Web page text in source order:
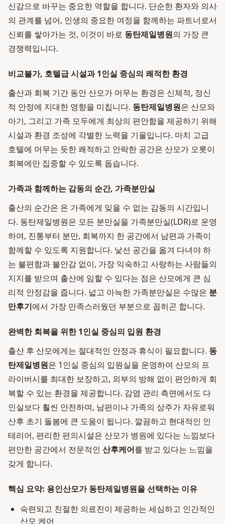
신감으로 바꾸는 중요한 역할을 합니다. 단순한 환자와 의사
의 관계를 넘어, 인생의 중요한 여정을 함께하는 파트너로서
신뢰를 쌓아가는 것, 이것이 바로 동탄제일병원의 가장 큰
경쟁력입니다.
비교불가, 호텔급 시설과 1인실 중심의 쾌적한 환경
출산과 회복 기간 동안 산모가 머무는 환경은 신체적, 정신
적 안정에 지대한 영향을 미칩니다. 동탄제일병원은 산모와
아기, 그리고 가족 모두에게 최상의 편안함을 제공하기 위해
시설과 환경 조성에 각별한 노력을 기울입니다. 마치 고급
호텔에 머무는 듯한 쾌적하고 안락한 공간은 산모가 오롯이
회복에만 집중할 수 있도록 돕습니다.
가족과 함께하는 감동의 순간, 가족분만실
출산의 순간은 온 가족에게 잊을 수 없는 감동의 시간입니
다. 동탄제일병원은 모든 분만실을 가족분만실(LDR)로 운영
하여, 진통부터 분만, 회복까지 한 공간에서 남편과 가족이
함께할 수 있도록 지원합니다. 낯선 공간을 옮겨 다녀야 하
는 불편함과 불안감 없이, 가장 익숙하고 사랑하는 사람들의
지지를 받으며 출산에 임할 수 있다는 점은 산모에게 큰 심
리적 안정감을 줍니다. 넓고 아늑한 가족분만실은 수많은 분
만후기에서 가장 만족스러웠던 부분으로 꼽히곤 합니다.
완벽한 회복을 위한 1인실 중심의 입원 환경
출산 후 산모에게는 절대적인 안정과 휴식이 필요합니다. 동
탄제일병원은 1인실 중심의 입원실을 운영하여 산모의 프
라이버시를 최대한 보장하고, 외부의 방해 없이 편안하게 회
복할 수 있는 환경을 제공합니다. 감염 관리 측면에서도 다
인실보다 훨씬 안전하며, 남편이나 가족의 상주가 자유로워
산후 초기 돌봄에 큰 도움이 됩니다. 깔끔하고 현대적인 인
테리어, 편리한 편의시설은 산모가 병원에 있다는 느낌보다
편안한 공간에서 전문적인 산후케어를 받고 있다는 느낌을
갖게 합니다.
핵심 요약: 용인산모가 동탄제일병원을 선택하는 이유
숙련되고 친절한 의료진이 제공하는 세심하고 인간적인
산모 케어